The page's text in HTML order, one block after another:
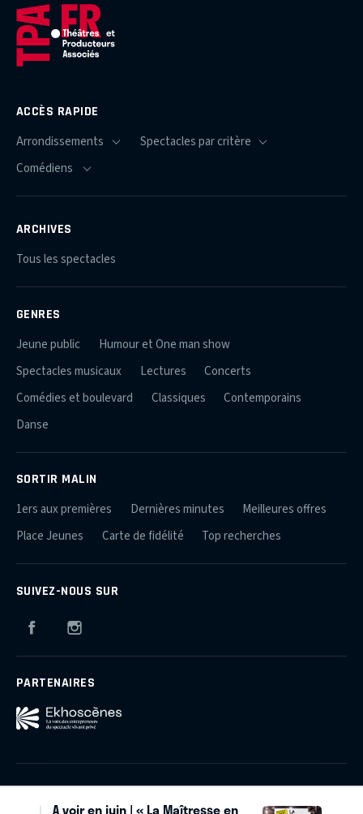
ACCÈS RAPIDE
ARCHIVES
Tous les spectacles
GENRES
Jeune public
Humour et One man show
Spectacles musicaux
Lectures
Concerts
Comédies et boulevard
Classiques
Contemporains
Danse
SORTIR MALIN
1ers aux premières Dernières minutes
Meilleures offres
Place Jeunes
Carte de fidélité Top recherches
SUIVEZ-NOUS SUR
Facebook
PARTENAIRES
A voir en juin | « La Maîtresse en